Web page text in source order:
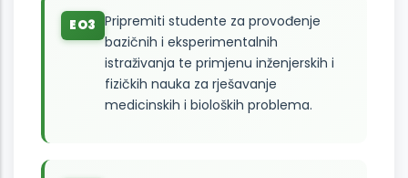
EO3 Pripremiti studente za provođenje
bazičnih i eksperimentalnih
istraživanja te primjenu inženjerskih i
fizičkih nauka za rješavanje
medicinskih i bioloških problema.